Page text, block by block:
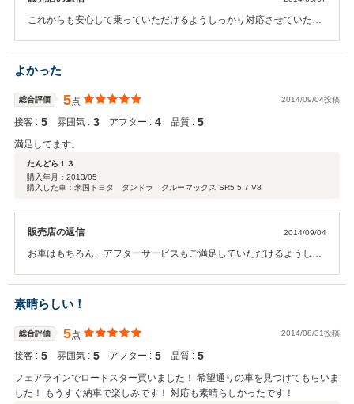
これからも安心して乗っていただけるようしっかり対応させていただ
よかった
総合評価 5点 2014/09/04投稿
接客 : 5 雰囲気 : 3 アフター : 4 品質 : 5
満足してます。
たんどら１３
購入年月： 2013/05
購入した車：米国トヨタ タンドラ クルーマックス SR5 5.7 V8
販売店の返信 2014/09/04
お車はもちろん、アフターサービスもご満足していただけるようしっ
す。
素晴らしい！
総合評価 5点 2014/08/31投稿
接客 : 5 雰囲気 : 5 アフター : 5 品質 : 5
フェアラインでロードスター買いました！ 希望通りの車を見つけてもらいま
した！ もうすぐ納車で楽しみです！ 対応も素晴らしかったです！